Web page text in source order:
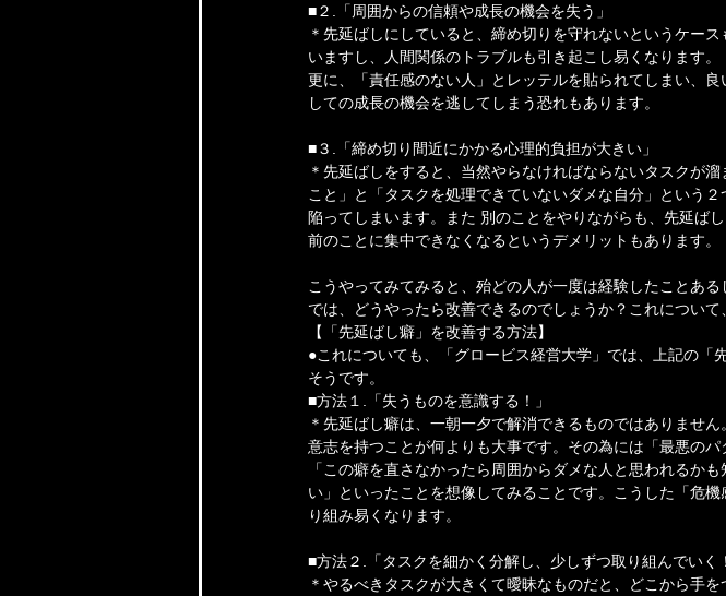
■２.「周囲からの信頼や成長の機会を失う」
＊先延ばしにしていると、締め切りを守れないというケー
いますし、人間関係のトラブルも引き起こし易くなります。
更に、「責任感のない人」とレッテルを貼られてしまい、
しての成長の機会を逃してしまう恐れもあります。
■３.「締め切り間近にかかる心理的負担が大きい」
＊先延ばしをすると、当然やらなければならないタスクが
こと」と「タスクを処理できていないダメな自分」という
陥ってしまいます。また 別のことをやりながらも、先延ば
前のことに集中できなくなるというデメリットもあります。
こうやってみてみると、殆どの人が一度は経験したことあ
では、どうやったら改善できるのでしょうか？これについて
【「先延ばし癖」を改善する方法】
●これについても、「グロービス経営大学」では、上記の
そうです。
■方法１.「失うものを意識する！」
＊先延ばし癖は、一朝一夕で解消できるものではありませ
意志を持つことが何よりも大事です。その為には「最悪の
「この癖を直さなかったら周囲からダメな人と思われるか
い」といったことを想像してみることです。こうした「危
り組み易くなります。
■方法２.「タスクを細かく分解し、少しずつ取り組んでいく
＊やるべきタスクが大きくて曖昧なものだと、どこから手